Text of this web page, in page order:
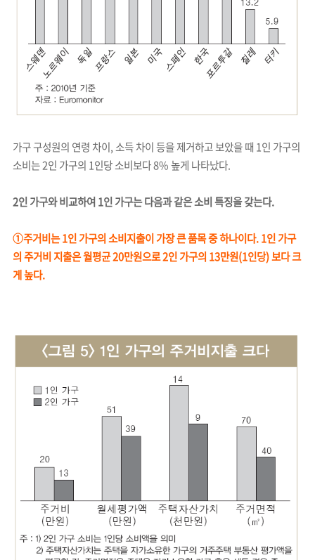
가구 구성원의 연령 차이, 소득 차이 등을 제거하고 보았을 때 1인 가구의
소비는 2인 가구의 1인당 소비보다 8% 높게 나타났다.
2인 가구와 비교하여 1인 가구는 다음과 같은 소비 특징을 갖는다.
①주거비는 1인 가구의 소비지출이 가장 큰 품목 중 하나이다. 1인 가구
의 주거비 지출은 월평균 20만원으로 2인 가구의 13만원(1인당) 보다 크
게 높다.